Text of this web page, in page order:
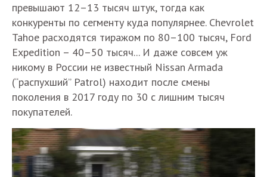
превышают 12–13 тысяч штук, тогда как
конкуренты по сегменту куда популярнее. Chevrolet
Tahoe расходятся тиражом по 80–100 тысяч, Ford
Expedition – 40–50 тысяч... И даже совсем уж
никому в России не известный Nissan Armada
(“распухший” Patrol) находит после смены
поколения в 2017 году по 30 с лишним тысяч
покупателей.